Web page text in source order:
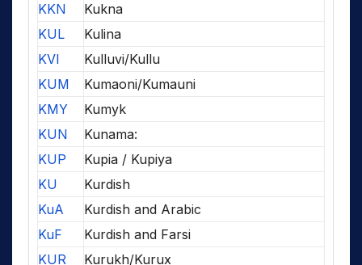
KKN
Kukna
KUL
Kulina
KVI
Kulluvi/Kullu
KUM
Kumaoni/Kumauni
KMY
Kumyk
KUN
Kunama:
KUP
Kupia / Kupiya
KU
Kurdish
KuA
Kurdish and Arabic
KuF
Kurdish and Farsi
KUR
Kurukh/Kurux